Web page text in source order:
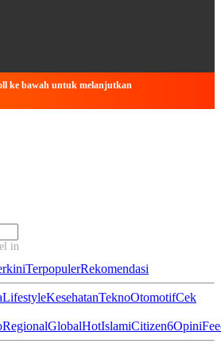
ke bawah untuk melanjutkan
ini...
TerpopulerRekomendasi
LifestyleKesehatanTeknoOtomotifCek
RegionalGlobalHotIslamiCitizen6Opini